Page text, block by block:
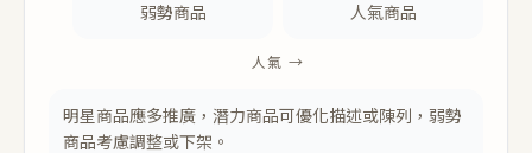
弱勢商品 人氣商品
人氣 →
明星商品應多推廣，潛力商品可優化描述或陳列，弱勢
商品考慮調整或下架。